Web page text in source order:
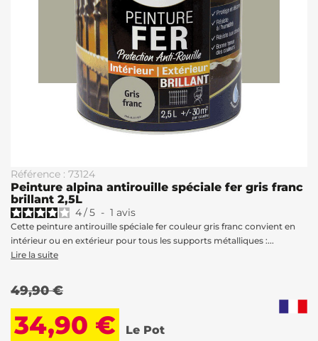
Référence : 73124
Peinture alpina antirouille spéciale fer gris franc
brillant 2,5L
4/5 - 1 avis
Cette peinture antirouille spéciale fer couleur gris franc convient en
intérieur ou en extérieur pour tous les supports métalliques :...
Lire la suite
49,90 €
34,90 € Le Pot